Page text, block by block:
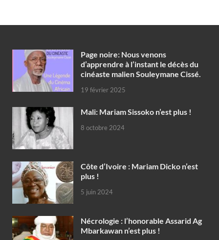
Page noire: Nous venons
d’apprendre à l’instant le décès du
cinéaste malien Souleymane Cissé.
19 février 2025
Mali: Mariam Sissoko n’est plus !
8 octobre 2024
Côte d’Ivoire : Mariam Dicko n’est
plus !
5 juin 2024
Nécrologie : l’honorable Assarid Ag
Mbarkawan n’est plus !